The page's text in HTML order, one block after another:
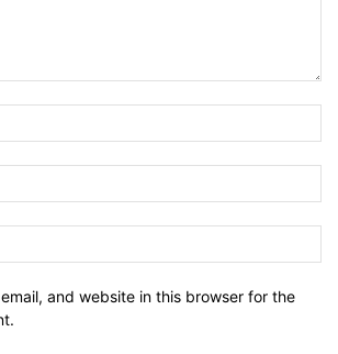
and website in this browser for the